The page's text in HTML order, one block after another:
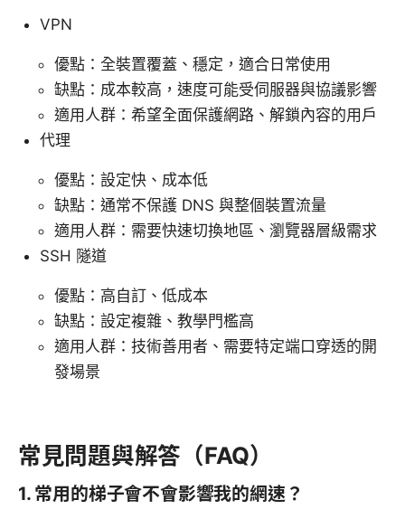
VPN
優點：全裝置覆蓋、穩定，適合日常使用
缺點：成本較高，速度可能受伺服器與協議影響
適用人群：希望全面保護網路、解鎖內容的用戶
代理
優點：設定快、成本低
缺點：通常不保護 DNS 與整個裝置流量
適用人群：需要快速切換地區、瀏覽器層級需求
SSH 隧道
優點：高自訂、低成本
缺點：設定複雜、教學門檻高
適用人群：技術善用者、需要特定端口穿透的開
發場景
常見問題與解答（FAQ）
1. 常用的梯子會不會影響我的網速？